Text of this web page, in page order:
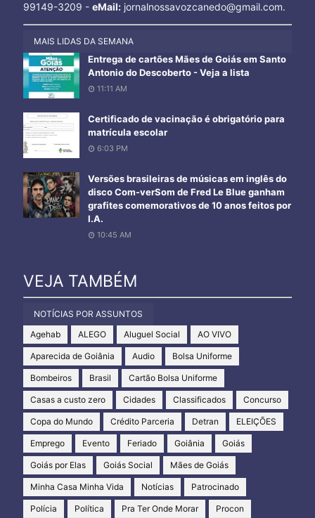
99149-3209 - eMail:jornalnossavozcanedo@gmail.com.
MAIS LIDAS DA SEMANA
Entrega de cartões Mães de Goiás em Santo
Antonio do Descoberto - Veja a lista
11:11 AM
Certificado de vacinação é obrigatório para
matrícula escolar
6:03 PM
Versões brasileiras de músicas em inglês do
disco Com-verSom de Fred Le Blue ganham
grafites comemorativos de 10 anos feitos por
I.A.
10:45 AM
VEJA TAMBÉM
NOTÍCIAS POR ASSUNTOS
Agehab
ALEGO Aluguel Social AO VIVO
Aparecida de Goiânia Audio Bolsa Uniforme
Bombeiros Brasil Cartão Bolsa Uniforme
Casas a custo zero Cidades Classificados Concurso
Copa do Mundo Crédito Parceria Detran ELEIÇÕES
Emprego Evento Feriado Goiânia Goiás
Goiás por Elas Goiás Social Mães de Goiás
Minha Casa Minha Vida Notícias Patrocinado
Polícia Política Pra Ter Onde Morar Procon